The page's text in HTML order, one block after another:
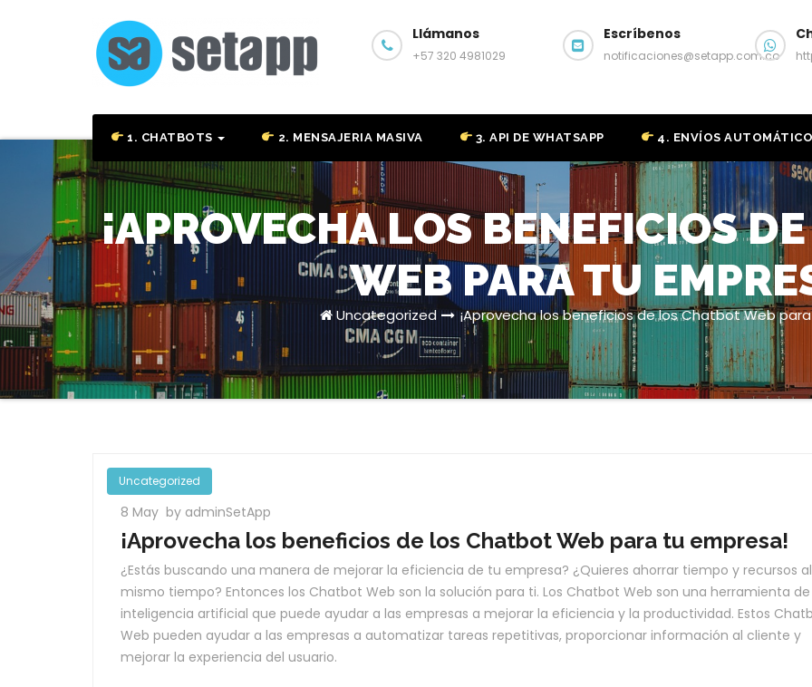
Llámanos
+57 320 4981029
Escríbenos
notificaciones@setapp.com.co
1. CHATBOTS 2. MENSAJERIA MASIVA 3. API DE WHATSAPP 4. ENVÍOS
¡APROVECHA LOS BENEFICIOS
WEB PARA TU
Uncategorized ¡Aprovecha los beneficios de los Chatbot Web
Uncategorized
8 May by adminSetApp
¡Aprovecha los beneficios de los Chatbot Web para tu empresa!
¿Estás buscando una manera de mejorar la eficiencia de tu empresa? ¿Quieres ahorrar tiempo y recursos al
mismo tiempo? Entonces los Chatbot Web son la solución para ti. Los Chatbot Web son una herramienta de
inteligencia artificial que puede ayudar a las empresas a mejorar la eficiencia y la productividad. Estos
Web pueden ayudar a las empresas a automatizar tareas repetitivas, proporcionar información al cliente y
mejorar la experiencia del usuario.